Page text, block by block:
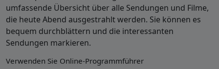
umfassende Übersicht über alle Sendungen und Filme,
die heute Abend ausgestrahlt werden. Sie können es
bequem durchblättern und die interessanten
Sendungen markieren.
Verwenden Sie Online-Programmführer